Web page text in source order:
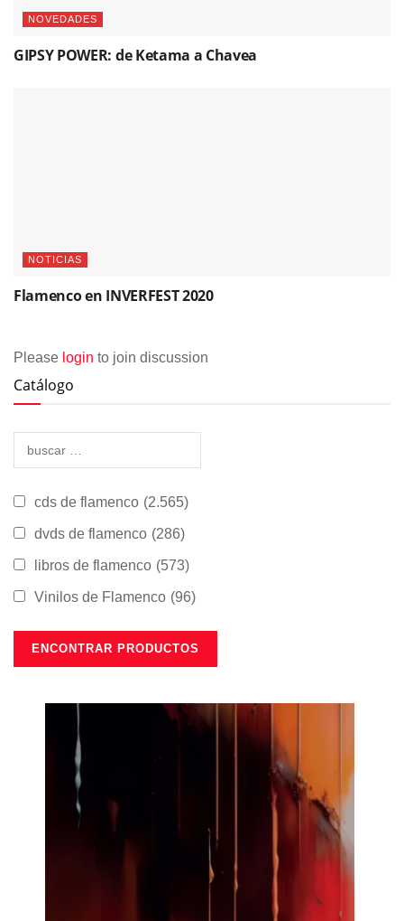
NOVEDADES
GIPSY POWER: de Ketama a Chavea
NOTICIAS
Flamenco en INVERFEST 2020
Please login to join discussion
Catálogo
cds de flamenco (2.565)
dvds de flamenco (286)
libros de flamenco (573)
Vinilos de Flamenco (96)